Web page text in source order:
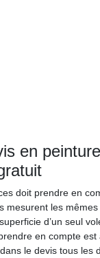
en
doit prendre en
les
d’un seul
en compte
le devis tous